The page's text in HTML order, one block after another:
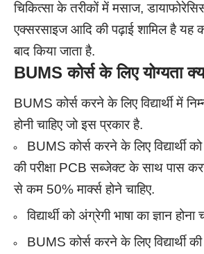
चिकित्सा के तरीकों में मसाज,
एक्सरसाइज आदि की पढ़ाई शामिल है यह
बाद किया जाता है.
BUMS कोर्स के लिए योग्यता
BUMS कोर्स करने के लिए विद्यार्थी में
होनी चाहिए जो इस प्रकार है.
BUMS कोर्स करने के लिए विद्यार्थी
की परीक्षा PCB सब्जेक्ट के साथ पास
से कम 50% मार्क्स होने चाहिए.
विद्यार्थी को अंग्रेगी भाषा का ज्ञान होना
BUMS कोर्स करने के लिए विद्यार्थी